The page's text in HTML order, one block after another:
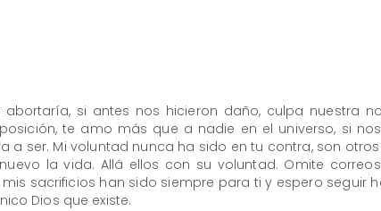
si antes nos hicieron daño, culpa nuestra
te amo más que a nadie en el universo, si
a ser. Mi voluntad nunca ha sido en tu contra, son
la vida. Allá ellos con su voluntad. Omite
sacrificios han sido siempre para ti y espero seguir
Dios que existe.